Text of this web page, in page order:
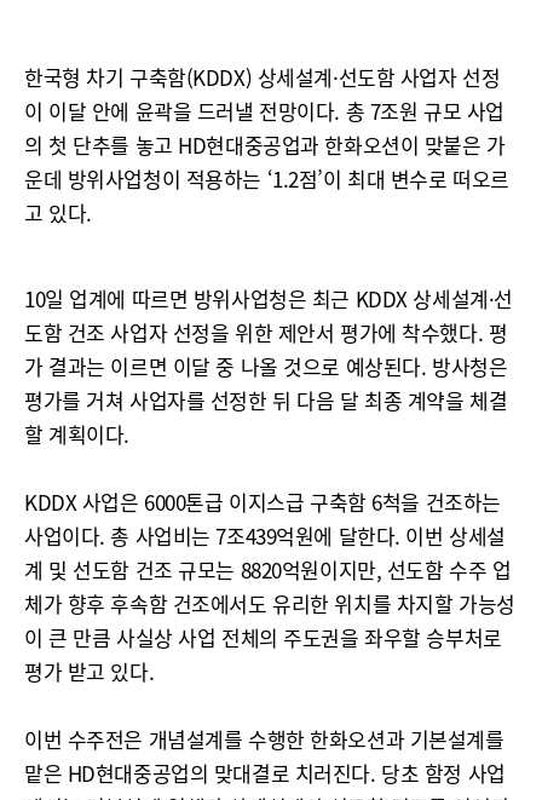
한국형 차기 구축함(KDDX) 상세설계·선도함 사업자 선정
이 이달 안에 윤곽을 드러낼 전망이다. 총 7조원 규모 사업
의 첫 단추를 놓고 HD현대중공업과 한화오션이 맞붙은 가
운데 방위사업청이 적용하는 ‘1.2점’이 최대 변수로 떠오르
고 있다.
10일 업계에 따르면 방위사업청은 최근 KDDX 상세설계·선
도함 건조 사업자 선정을 위한 제안서 평가에 착수했다. 평
가 결과는 이르면 이달 중 나올 것으로 예상된다. 방사청은
평가를 거쳐 사업자를 선정한 뒤 다음 달 최종 계약을 체결
할 계획이다.
KDDX 사업은 6000톤급 이지스급 구축함 6척을 건조하는
사업이다. 총 사업비는 7조439억원에 달한다. 이번 상세설
계 및 선도함 건조 규모는 8820억원이지만, 선도함 수주 업
체가 향후 후속함 건조에서도 유리한 위치를 차지할 가능성
이 큰 만큼 사실상 사업 전체의 주도권을 좌우할 승부처로
평가 받고 있다.
이번 수주전은 개념설계를 수행한 한화오션과 기본설계를
맡은 HD현대중공업의 맞대결로 치러진다. 당초 함정 사업